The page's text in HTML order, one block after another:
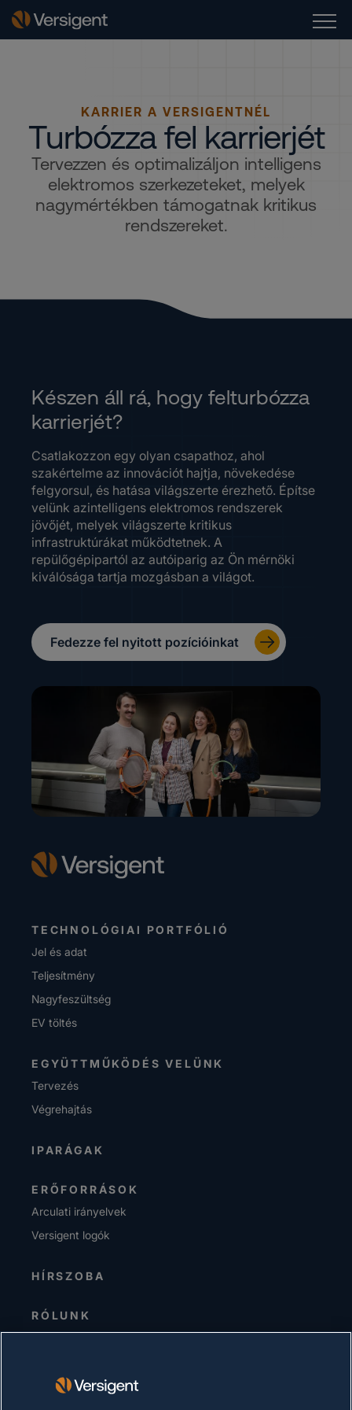
KARRIER A VERSIGENTNÉL
Turbózza fel karrierjét
Tervezzen és optimalizáljon intelligens
elektromos szerkezeteket, melyek
nagymértékben támogatnak kritikus
rendszereket.
Készen áll rá, hogy felturbózza
karrierjét?
Csatlakozzon egy olyan csapathoz, ahol
szakértelme az innovációt hajtja, növekedése
felgyorsul, és hatása világszerte érezhető. Építse
velünk azintelligens elektromos rendszerek
jövőjét, melyek világszerte kritikus
infrastruktúrákat működtetnek. A
repülőgépipartól az autóiparig az Ön mérnöki
kiválósága tartja mozgásban a világot.
Fedezze fel nyitott pozícióinkat
TECHNOLÓGIAI PORTFÓLIÓ
Jel és adat
Teljesítmény
Nagyfeszültség
EV töltés
EGYÜTTMŰKÖDÉS VELÜNK
Tervezés
Végrehajtás
IPARÁGAK
ERŐFORRÁSOK
Arculati irányelvek
Versigent logók
HÍRSZOBA
RÓLUNK
Senior Vezetőség
Beszállítók